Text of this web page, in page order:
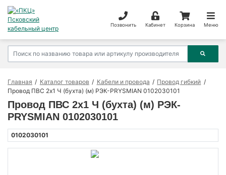
Позвонить Кабинет Корзина Меню
Главная Каталог товаров Кабели и провода
Провод гибкий
Провод ПВС 2х1 Ч (бухта) (м) РЭК-PRYSMIAN 0102030101
Провод ПВС 2х1 Ч (бухта) (м) РЭК-
PRYSMIAN 0102030101
0102030101